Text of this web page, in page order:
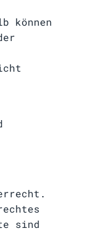
können
sind